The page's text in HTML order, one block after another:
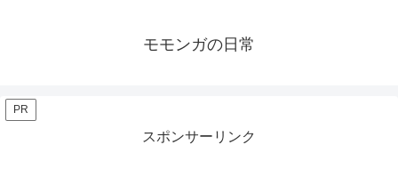
モモンガの日常
PR
スポンサーリンク